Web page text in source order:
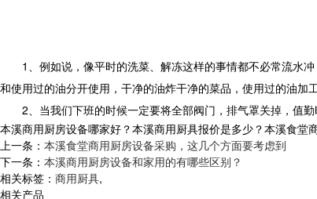
1、例如说，像平时的洗菜、解冻这样的事情都不必常流水
和使用过的油分开使用，干净的油炸干净的菜品，使用过的油加
2、当我们下班的时候一定要将全部阀门，排气罩关掉，值
本溪商用厨房设备哪家好？本溪商用厨具报价是多少？本溪食
上一条： 本溪食堂商用厨房设备采购，这几个方面要考虑到
下一条： 本溪商用厨房设备和家用的有哪些区别？
相关标签： 商用厨具,
相关产品